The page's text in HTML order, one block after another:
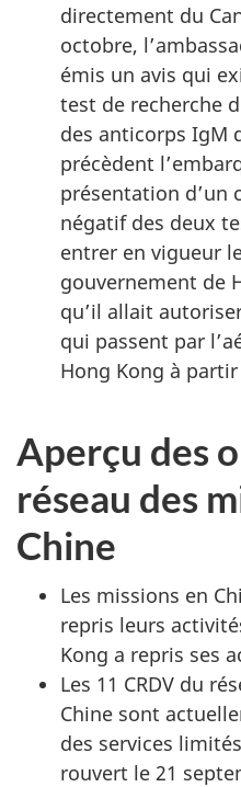
directement du
octobre,
émis un avis qui
test de recherche
des anticorps IgM
précèdent
présentation d’un
négatif des deux
entrer en vigueur
gouvernement de
qu’il allait
qui passent par
Hong Kong à
Aperçu des
réseau des
Chine
Les missions en
repris leurs
Kong a repris ses
Les 11 CRDV du
Chine sont
des services
rouvert le 21